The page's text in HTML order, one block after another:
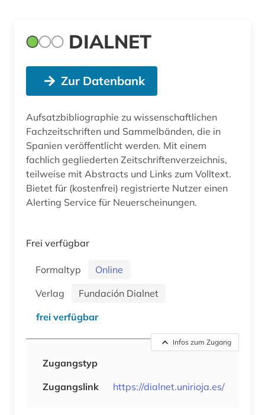
DIALNET
Zur Datenbank
Aufsatzbibliographie zu wissenschaftlichen
Fachzeitschriften und Sammelbänden, die in
Spanien veröffentlicht werden. Mit einem
fachlich gegliederten Zeitschriftenverzeichnis,
teilweise mit Abstracts und Links zum Volltext.
Bietet für (kostenfrei) registrierte Nutzer einen
Alerting Service für Neuerscheinungen.
Frei verfügbar
Formaltyp
Online
Verlag
Fundación Dialnet
frei verfügbar
Infos zum Zugang
Zugangstyp
Zugangslink
https://dialnet.unirioja.es/